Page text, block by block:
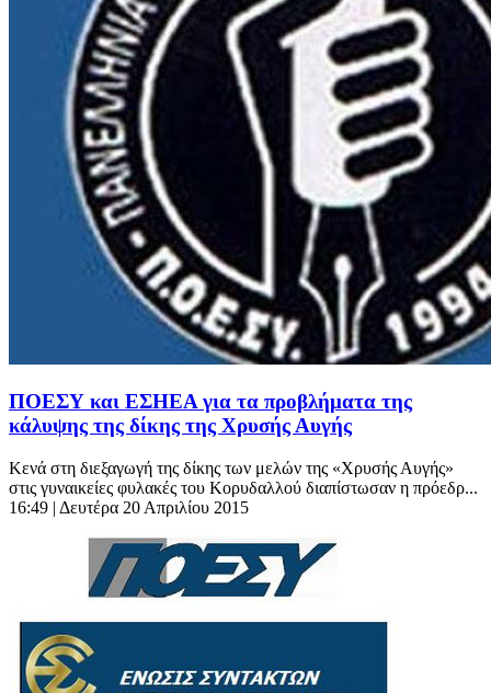
ΠΟΕΣΥ και ΕΣΗΕΑ για τα προβλήματα της
κάλυψης της δίκης της Χρυσής Αυγής
Κενά στη διεξαγωγή της δίκης των μελών της «Χρυσής Αυγής»
στις γυναικείες φυλακές του Κορυδαλλού διαπίστωσαν η πρόεδρ...
16:49 | Δευτέρα 20 Απριλίου 2015